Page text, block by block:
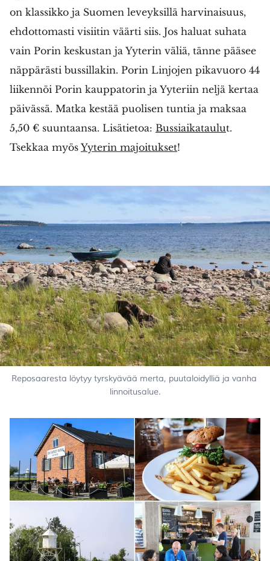
on klassikko ja Suomen leveyksillä harvinaisuus,
ehdottomasti visiitin väärti siis. Jos haluat suhata
vain Porin keskustan ja Yyterin väliä, tänne pääsee
näppärästi bussillakin. Porin Linjojen pikavuoro 44
liikennöi Porin kauppatorin ja Yyteriin neljä kertaa
päivässä. Matka kestää puolisen tuntia ja maksaa
5,50 € suuntaansa. Lisätietoa: Bussiaikataulut.
Tsekkaa myös Yyterin majoitukset!
Reposaaresta löytyy tyrskyävää merta, puutaloidylliä ja vanha
linnoitusalue.